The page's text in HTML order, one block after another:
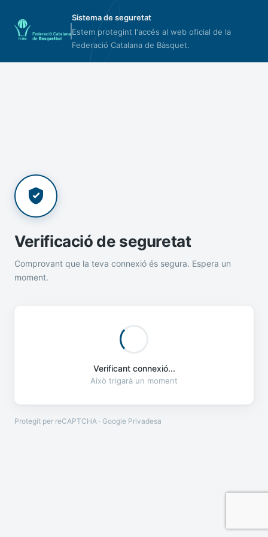
Sistema de seguretat
Estem protegint l'accés al web oficial de la
Federació Catalana de Bàsquet.
Verificació de seguretat
Comprovant que la teva connexió és segura. Espera un
moment.
Verificant connexió...
Això trigarà un moment
Protegit per reCAPTCHA · Google Privadesa